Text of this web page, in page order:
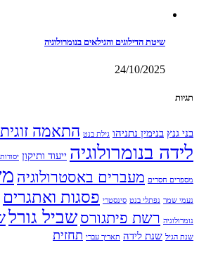
שיטת הדילוגים והגילאים בנומרולוגיה
24/10/2025
תגיות
בני גנץ בנימין נתניהו גילת בנט התאמה זוגית
לידה בנומרולוגיה ייעוד ותיקון
מספרים חסרים מעברים באסטרולוגיה
נעמי שמר נפתלי בנט סינסטרי פסגות ואתגרים
נומרולוגיה רשת פיתגורס שביל גורל
שנת הגיל שנת לידה תאריך עברי תחזית